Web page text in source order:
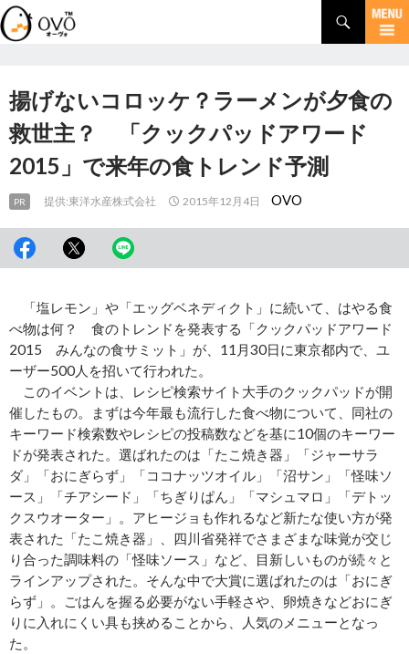
検
索
コ
ツ
へ
移
動
揚げないコロッケ？ラーメンが夕食の
救世主？ 「クックパッドアワード
2015」で来年の食トレンド予測
PR 提供:東洋水産株式会社 2015年12月4日 OVO
「塩レモン」や「エッグベネディクト」に続いて、はやる食
べ物は何？ 食のトレンドを発表する「クックパッドアワード
2015 みんなの食サミット」が、11月30日に東京都内で、ユ
ーザー500人を招いて行われた。
このイベントは、レシピ検索サイト大手のクックパッドが開
催したもの。まずは今年最も流行した食べ物について、同社の
キーワード検索数やレシピの投稿数などを基に10個のキーワー
ドが発表された。選ばれたのは「たこ焼き器」「ジャーサラ
ダ」「おにぎらず」「ココナッツオイル」「沼サン」「怪味ソ
ース」「チアシード」「ちぎりぱん」「マシュマロ」「デトッ
クスウオーター」。アヒージョも作れるなど新たな使い方が発
表された「たこ焼き器」、四川省発祥でさまざまな味覚が交じ
り合った調味料の「怪味ソース」など、目新しいものが続々と
ラインアップされた。そんな中で大賞に選ばれたのは「おにぎ
らず」。ごはんを握る必要がない手軽さや、卵焼きなどおにぎ
りに入れにくい具も挟めることから、人気のメニューとなっ
た。